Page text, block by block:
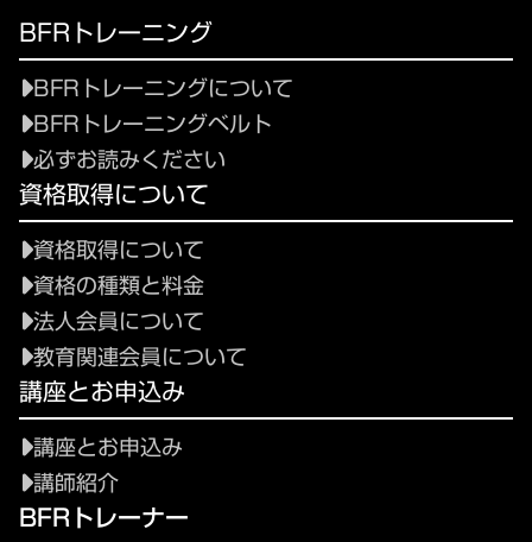
BFRトレーニング
BFRトレーニングについて
BFRトレーニングベルト
必ずお読みください
資格取得について
資格取得について
資格の種類と料金
法人会員について
教育関連会員について
講座とお申込み
講座とお申込み
講師紹介
BFRトレーナー